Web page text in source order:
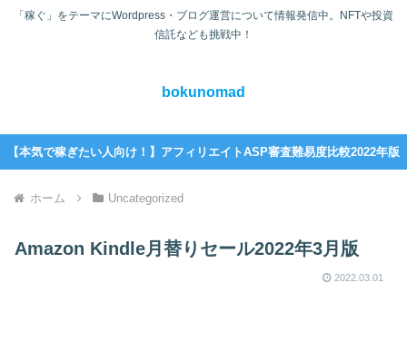
「稼ぐ」をテーマにWordpress・ブログ運営について情報発信中。NFTや投資
信託なども挑戦中！
bokunomad
【本気で稼ぎたい人向け！】アフィリエイトASP審査難易度比較2022年版
ホーム Uncategorized
Amazon Kindle月替りセール2022年3月版
2022.03.01